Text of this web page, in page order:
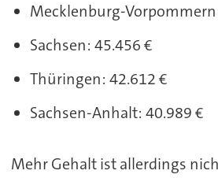
Mecklenburg-
Sachsen: 45.456 €
Thüringen: 42.612 €
Sachsen-Anhalt: 40.989 €
Mehr Gehalt ist allerdings